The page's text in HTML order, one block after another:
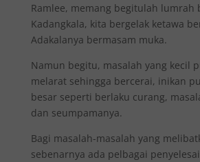
Ramlee, memang begitulah lumrah
Kadangkala, kita bergelak ketawa
Adakalanya bermasam muka.
Namun begitu, masalah yang kecil
melarat sehingga bercerai, inikan
besar seperti berlaku curang,
dan seumpamanya.
Bagi masalah-masalah yang
sebenarnya ada pelbagai